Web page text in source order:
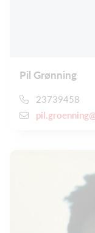
Pil Grønning
23739458